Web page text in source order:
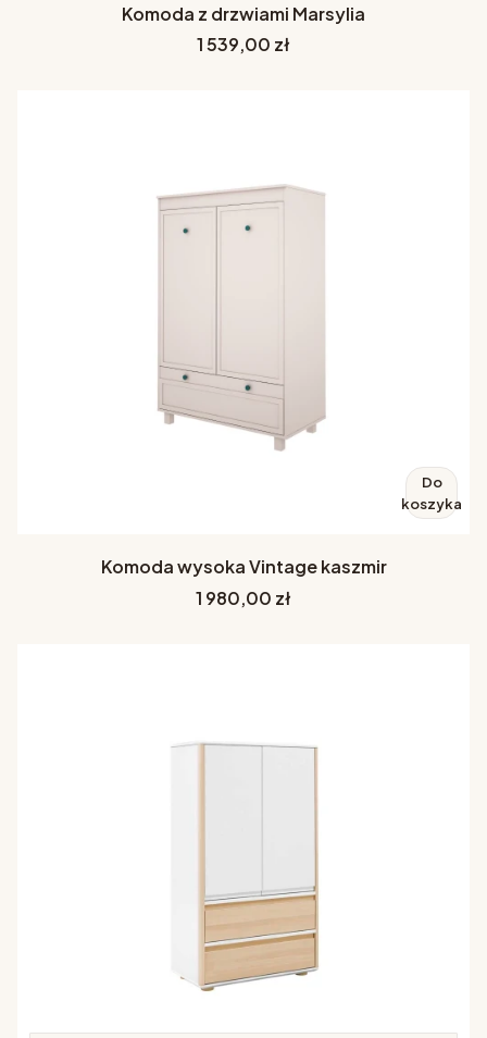
Komoda z drzwiami Marsylia
Cena
1 539,00 zł
Do
koszyka
Komoda wysoka Vintage kaszmir
Cena
1 980,00 zł